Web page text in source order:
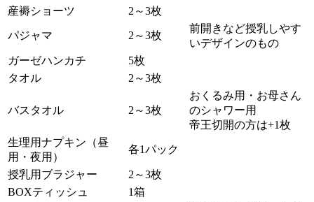
産褥ショーツ 2～3枚
パジャマ 2～3枚
前開きなど授乳しやす
いデザインのもの
ガーゼハンカチ
5枚
タオル
2～3枚
バスタオル 2～3枚
おくるみ用・お母さん
のシャワー用
帝王切開の方は+1枚
生理用ナプキン（昼
用・夜用）
各1パック
授乳用ブラジャー
2～3枚
BOXティッシュ
1箱